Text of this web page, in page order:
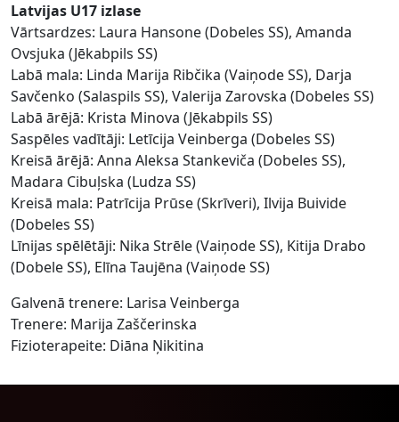
Latvijas U17 izlase
Vārtsardzes: Laura Hansone (Dobeles SS), Amanda
Ovsjuka (Jēkabpils SS)
Labā mala: Linda Marija Ribčika (Vaiņode SS), Darja
Savčenko (Salaspils SS), Valerija Zarovska (Dobeles SS)
Labā ārējā: Krista Minova (Jēkabpils SS)
Saspēles vadītāji: Letīcija Veinberga (Dobeles SS)
Kreisā ārējā: Anna Aleksa Stankeviča (Dobeles SS),
Madara Cibuļska (Ludza SS)
Kreisā mala: Patrīcija Prūse (Skrīveri), Ilvija Buivide
(Dobeles SS)
Līnijas spēlētāji: Nika Strēle (Vaiņode SS), Kitija Drabo
(Dobele SS), Elīna Taujēna (Vaiņode SS)
Galvenā trenere: Larisa Veinberga
Trenere: Marija Zaščerinska
Fizioterapeite: Diāna Ņikitina